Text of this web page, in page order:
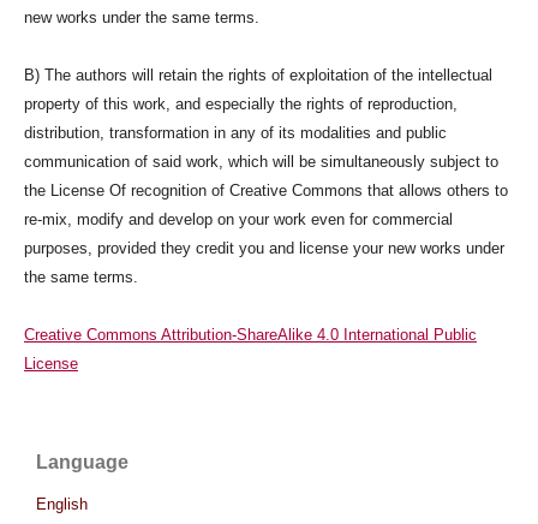
new works under the same terms.
B) The authors will retain the rights of exploitation of the intellectual
property of this work, and especially the rights of reproduction,
distribution, transformation in any of its modalities and public
communication of said work, which will be simultaneously subject to
the License Of recognition of Creative Commons that allows others to
re-mix, modify and develop on your work even for commercial
purposes, provided they credit you and license your new works under
the same terms.
Creative Commons Attribution-ShareAlike 4.0 International Public
License
Language
English